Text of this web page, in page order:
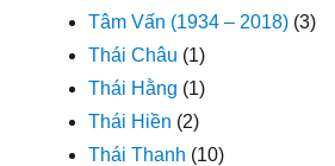
Tâm Vấn (1934 – 2018) (3)
Thái Châu (1)
Thái Hằng (1)
Thái Hiền (2)
Thái Thanh (10)